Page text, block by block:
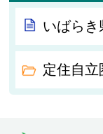
いばらき
定住自立